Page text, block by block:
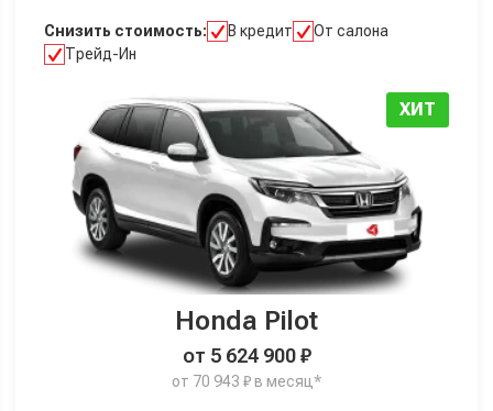
Снизить стоимость: В кредит
От салона
Трейд-Ин
ХИТ
Honda Pilot
от 5 624 900 ₽
от 70 943 ₽ в месяц*